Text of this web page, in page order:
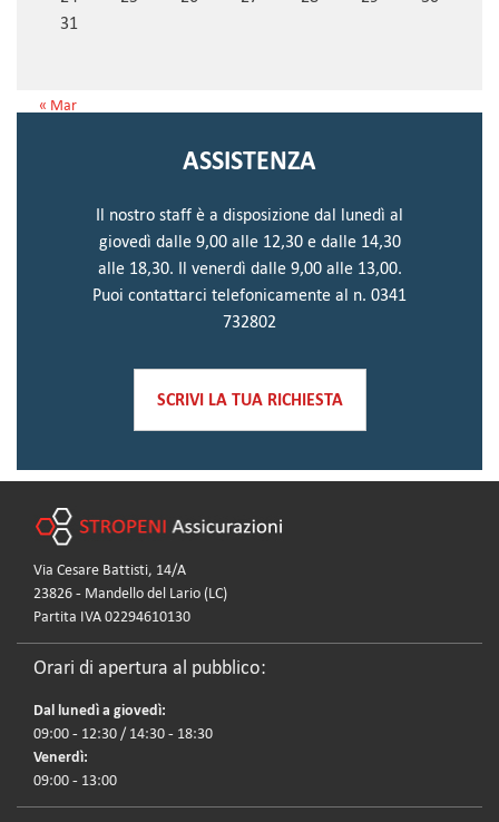
31
« Mar
ASSISTENZA
Il nostro staff è a disposizione dal lunedì al
giovedì dalle 9,00 alle 12,30 e dalle 14,30
alle 18,30. Il venerdì dalle 9,00 alle 13,00.
Puoi contattarci telefonicamente al n. 0341
732802
SCRIVI LA TUA RICHIESTA
Via Cesare Battisti, 14/A
23826 - Mandello del Lario (LC)
Partita IVA 02294610130
Orari di apertura al pubblico:
Dal lunedì a giovedì:
09:00 - 12:30 / 14:30 - 18:30
Venerdì:
09:00 - 13:00